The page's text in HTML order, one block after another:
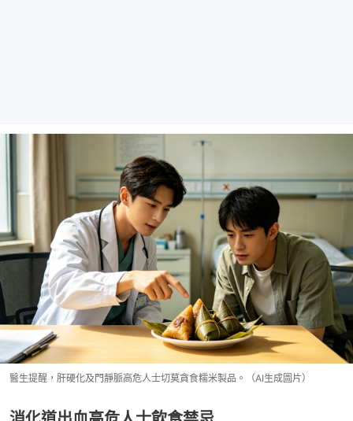
醫生提醒，肝硬化及門靜脈高危人士切莫貪食糯米製品。（AI生成圖片）